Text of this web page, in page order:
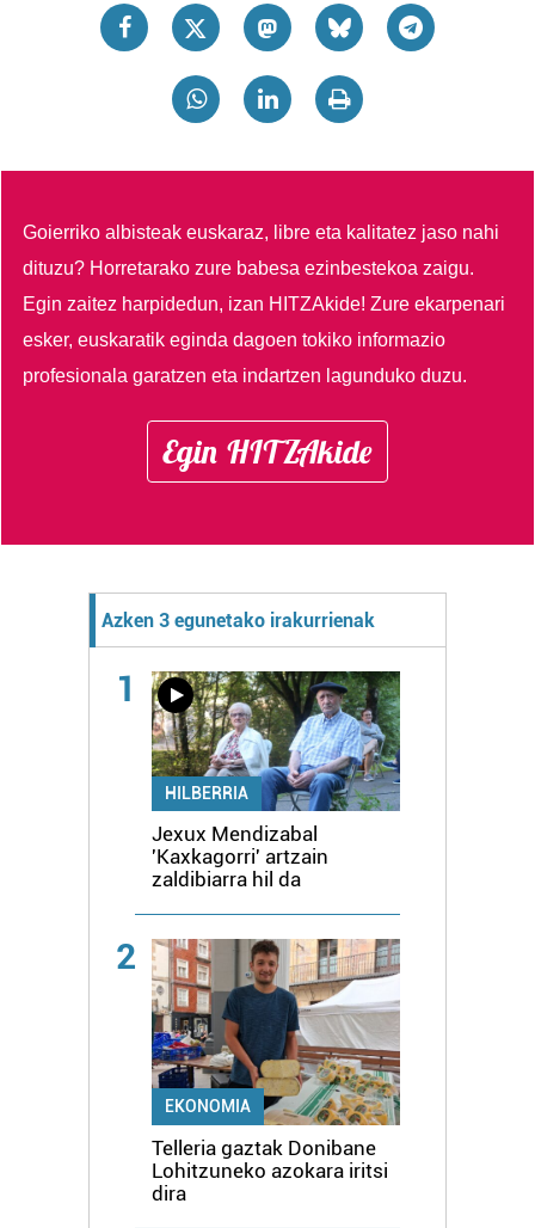
Goierriko albisteak euskaraz, libre eta kalitatez jaso nahi
dituzu? Horretarako zure babesa ezinbestekoa zaigu.
Egin zaitez harpidedun, izan HITZAkide!Zure ekarpenari
esker, euskaratik eginda dagoen tokiko informazio
profesionala garatzen eta indartzen lagunduko duzu.
Egin HITZAkide
Azken 3 egunetako irakurrienak
1
HILBERRIA
Jexux Mendizabal
'Kaxkagorri' artzain
zaldibiarra hil da
2
EKONOMIA
Telleria gaztak Donibane
Lohitzuneko azokara iritsi
dira